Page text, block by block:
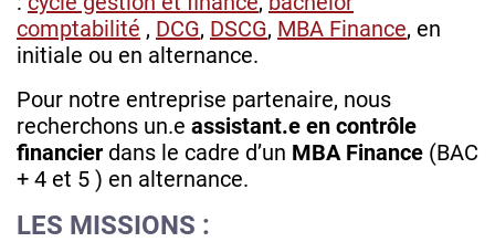
comptabilité , DCG, DSCG, MBA Finance, en
initiale ou en alternance.
Pour notre entreprise partenaire, nous
recherchons un.e assistant.e en contrôle
financier dans le cadre d’un MBA Finance (BAC
+ 4 et 5 ) en alternance.
LES MISSIONS :